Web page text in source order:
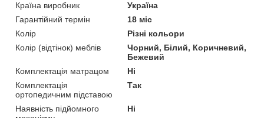
Країна виробник
Україна
Гарантійний термін
18 міс
Колір
Різні кольори
Колір (відтінок) меблів
Чорний, Білий, Коричневий,
Бежевий
Комплектація матрацом
Ні
Комплектація
ортопедичним підставою
Так
Наявність підйомного
Ні